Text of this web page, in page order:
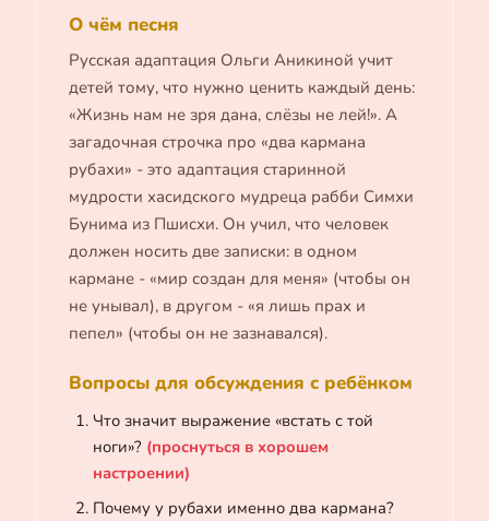
О чём песня
Русская адаптация Ольги Аникиной учит
детей тому, что нужно ценить каждый день:
«Жизнь нам не зря дана, слёзы не лей!». А
загадочная строчка про «два кармана
рубахи» - это адаптация старинной
мудрости хасидского мудреца рабби Симхи
Бунима из Пшисхи. Он учил, что человек
должен носить две записки: в одном
кармане - «мир создан для меня» (чтобы он
не унывал), в другом - «я лишь прах и
пепел» (чтобы он не зазнавался).
Вопросы для обсуждения с ребёнком
Что значит выражение «встать с той
ноги»? (проснуться в хорошем
настроении)
Почему у рубахи именно два кармана?